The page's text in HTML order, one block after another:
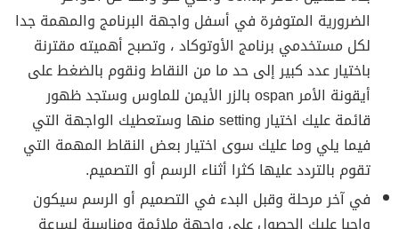
الضرورية المتوفرة في أسفل واجهة البرنامج والمهمة جدا
لكل مستخدمي برنامج الأوتوكاد ، وتصبح أهميته مقترنة
باختيار عدد كبير إلى حد ما من النقاط ونقوم بالضغط على
أيقونة الأمر ospan بالزر الأيمن للماوس وستجد ظهور
قائمة عليك اختيار setting منها وستعطيك الواجهة التي
فيما يلي وما عليك سوى اختيار بعض النقاط المهمة التي
تقوم بالتردد عليها كثرا أثناء الرسم أو التصميم.
في آخر مرحلة وقبل البدء في التصميم أو الرسم سيكون